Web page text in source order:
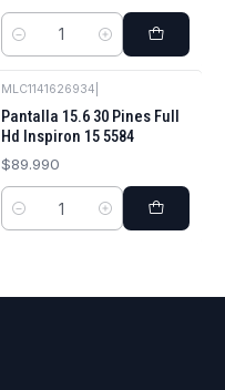
Cantidad
MLC1141626934
Pantalla 15.6 30 Pines Full
Hd Inspiron 15 5584
$89.990
Cantidad